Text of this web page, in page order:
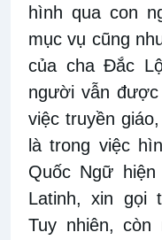
hình qua con
mục vụ cũng
của cha Đắc
người vẫn
việc truyền
là trong việc
Quốc Ngữ
Latinh, xin gọi
Tuy nhiên, còn